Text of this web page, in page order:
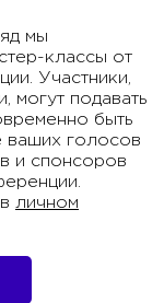
мы
классы от
Участники,
могут подавать
быть
ваших голосов
и спонсоров
личном